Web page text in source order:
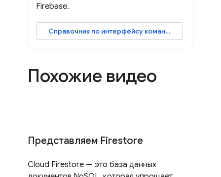
Firebase.
Справочник по интерфейсу командной строки
Похожие видео
Представляем Firestore
Cloud Firestore — это база данных